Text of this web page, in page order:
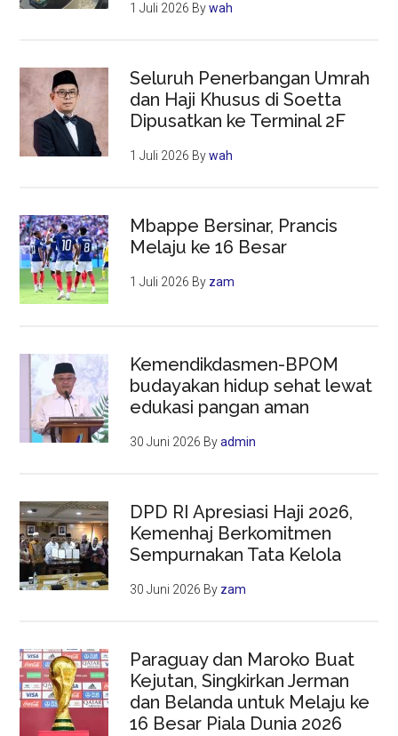
1 Juli 2026 Bywah
Seluruh Penerbangan Umrah
dan Haji Khusus di Soetta
Dipusatkan ke Terminal 2F
1 Juli 2026 Bywah
Mbappe Bersinar, Prancis
Melaju ke 16 Besar
1 Juli 2026 By zam
Kemendikdasmen-BPOM
budayakan hidup sehat lewat
edukasi pangan aman
30 Juni 2026 Byadmin
DPD RI Apresiasi Haji 2026,
Kemenhaj Berkomitmen
Sempurnakan Tata Kelola
30 Juni 2026 By zam
Paraguay dan Maroko Buat
Kejutan, Singkirkan Jerman
dan Belanda untuk Melaju ke
16 Besar Piala Dunia 2026